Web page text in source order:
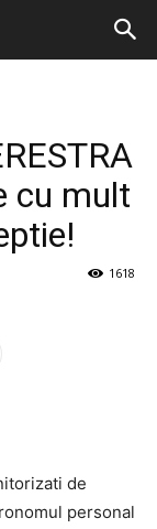
cu mult
1618
de
personal